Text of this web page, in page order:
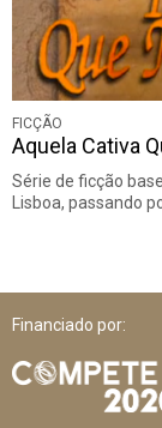
FICÇÃO
Aquela Cativa
Série de ficção
Lisboa, passando
Financiado por: